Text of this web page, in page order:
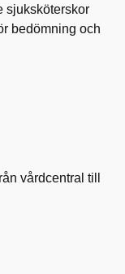
sjuksköterskor
bedömning och
vårdcentral till